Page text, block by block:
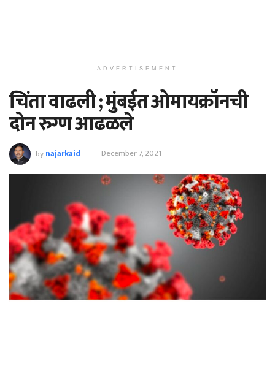
ADVERTISEMENT
चिंता वाढली ; मुंबईत ओमायक्रॉनची
दोन रुग्ण आढळले
bynajarkaid December 7, 2021